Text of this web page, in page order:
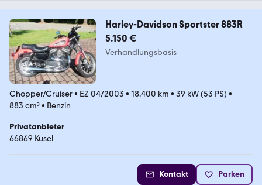
Harley-Davidson Sportster 883R
5.150 €
Verhandlungsbasis
Chopper/Cruiser• EZ 04/2003 • 18.400 km • 39 kW (53 PS) •
883 cm³• Benzin
Privatanbieter
66869 Kusel
Kontakt Parken